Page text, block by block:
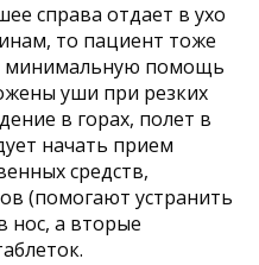
справа отдает в ухо
то пациент тоже
минимальную помощь
уши при резких
в горах, полет в
начать прием
средств,
(помогают устранить
нос, а вторые